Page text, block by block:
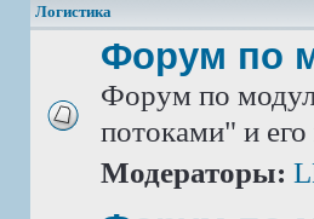
Логистика
Форум по
Форум по
потоками" и
Модераторы: